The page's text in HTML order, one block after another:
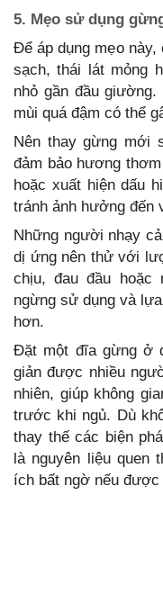
5. Mẹo sử dụng
Để áp dụng mẹo
sạch, thái lát mỏng
nhỏ gần đầu
mùi quá đậm có thể
Nên thay gừng mới
đảm bảo hương
hoặc xuất hiện dấu
tránh ảnh hưởng đến
Những người nhạy
dị ứng nên thử với
chịu, đau đầu hoặc
ngừng sử dụng và
hơn.
Đặt một đĩa gừng ở
giản được nhiều
nhiên, giúp không
trước khi ngủ. Dù
thay thế các biện
là nguyên liệu quen
ích bất ngờ nếu